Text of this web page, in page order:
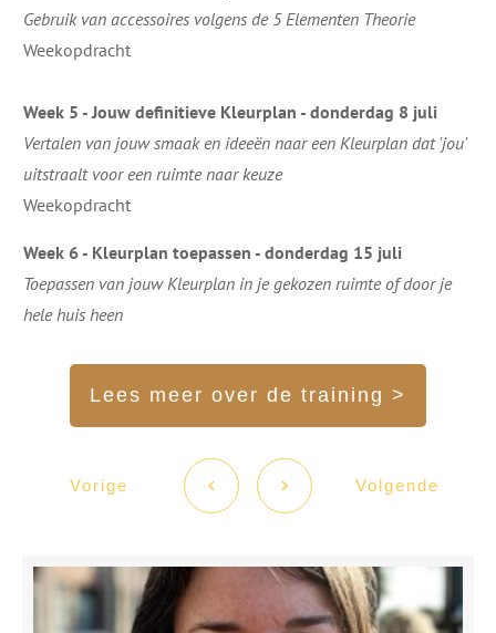
Gebruik van accessoires volgens de 5 Elementen Theorie
Weekopdracht
Week 5 - Jouw definitieve Kleurplan - donderdag 8 juli
Vertalen van jouw smaak en ideeën naar een Kleurplan dat 'jou'
uitstraalt voor een ruimte naar keuze
Weekopdracht
Week 6 - Kleurplan toepassen - donderdag 15 juli
Toepassen van jouw Kleurplan in je gekozen ruimte of door je
hele huis heen
Lees meer over de training >
Vorige Volgende